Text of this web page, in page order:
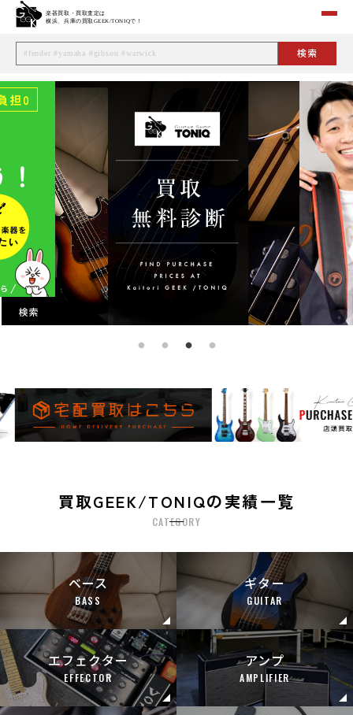
買取GEEK/TONIQの実績一覧
CATEGORY
ベース
BASS
ギター
GUITAR
エフェクター
EFFECTOR
アンプ
AMPLIFIER